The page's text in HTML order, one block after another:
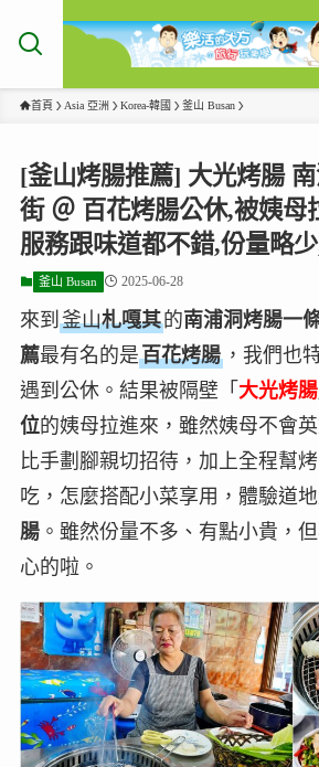
首頁 Asia 亞洲 Korea-韓國 釜山 Busan
[釜山烤腸推薦] 大光烤腸
街 ＠ 百花烤腸公休,被姨母
服務跟味道都不錯,份量略
釜山 Busan 2025-06-28
來到 釜山札嘎其的南浦洞烤腸一
薦最有名的是百花烤腸，我們也
遇到公休。 結果被隔壁 「 大光烤腸
位的姨母拉進來，雖然姨母不會
比手劃腳親切招待，加上全程幫
吃，怎麼搭配小菜享用， 體驗道
腸。 雖然份量不多、有點小貴，
心的啦。